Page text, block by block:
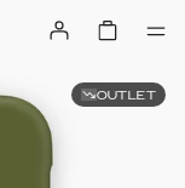
OUTLET